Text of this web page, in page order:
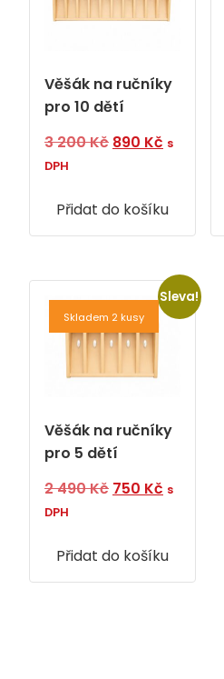
Věšák na ručníky
pro 10 dětí
3 200Kč Původní
3
200 Kč.
890 Kč Aktuální
890 Kč.
s
DPH
Přidat do košíku
Sleva!
Skladem 2 kusy
Věšák na ručníky
pro 5 dětí
2 490Kč Původní
2
490 Kč.
750 Kč Aktuální
750 Kč.
s
DPH
Přidat do košíku